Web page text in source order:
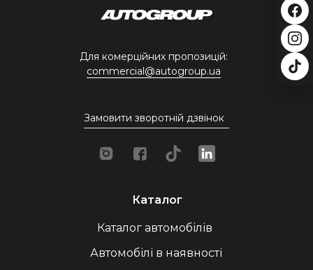
Замовити зворотній дзвінок
Каталог автомобілів
Автомобілі в наявності
Каталог
Для комерційних пропозицій:
commercial@autogroup.ua